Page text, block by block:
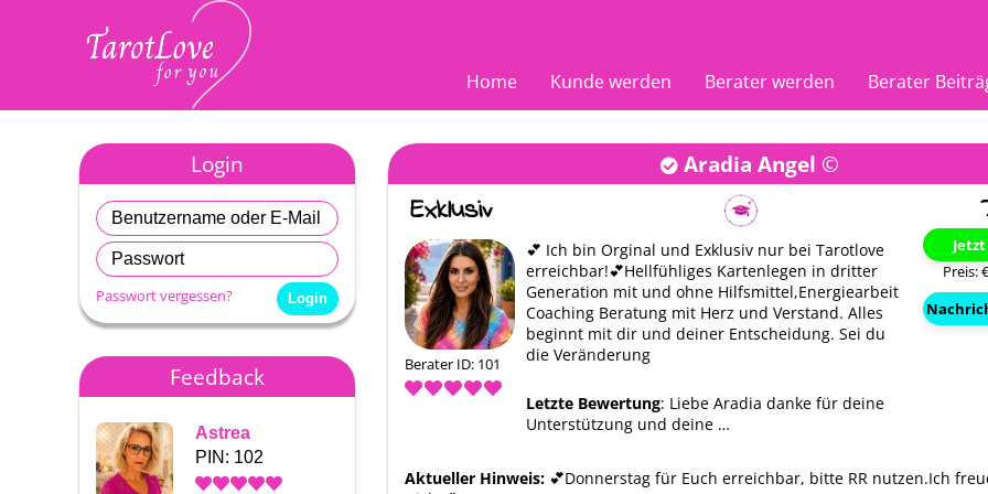
Home Kunde werden Berater werden Berater
Login
Passwort vergessen?
Feedback
Astrea
PIN: 102
Nuran
Aradia Angel ©
Berater ID: 101
💕 Ich bin Orginal und Exklusiv nur bei Tarotlove
erreichbar!💕Hellfühliges Kartenlegen in dritter
Generation mit und ohne Hilfsmittel,Energiearbeit
Coaching Beratung mit Herz und Verstand. Alles
beginnt mit dir und deiner Entscheidung. Sei du
die Veränderung
Letzte Bewertung: Liebe Aradia danke für deine
Unterstützung und deine …
Preis:
Aktueller Hinweis: 💕Donnerstag für Euch erreichbar, bitte RR nutzen.Ich